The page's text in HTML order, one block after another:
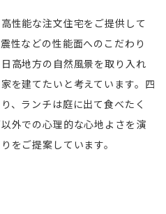
性能な注文住宅をご提供して
性などの性能面へのこだわり
高地方の自然風景を取り入れ
を建てたいと考えています。四
、ランチは庭に出て食べたく
外での心理的な心地よさを演
をご提案しています。